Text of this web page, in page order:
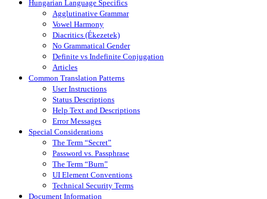
Hungarian Language Specifics
Agglutinative Grammar
Vowel Harmony
Diacritics (Ékezetek)
No Grammatical Gender
Definite vs Indefinite Conjugation
Articles
Common Translation Patterns
User Instructions
Status Descriptions
Help Text and Descriptions
Error Messages
Special Considerations
The Term “Secret”
Password vs. Passphrase
The Term “Burn”
UI Element Conventions
Technical Security Terms
Document Information